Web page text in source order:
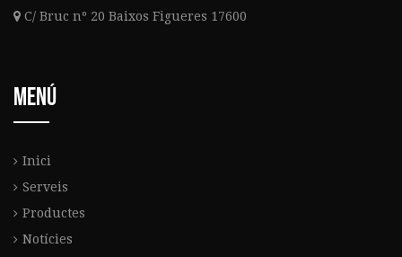
C/ Bruc nº 20 Baixos Figueres 17600
Menú
Inici
Serveis
Productes
Notícies